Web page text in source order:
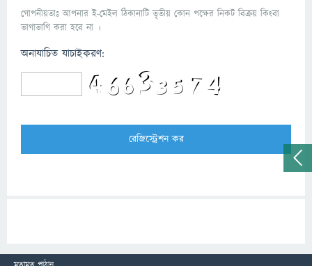
গোপনীয়তাঃ আপনার ই-মেইল ঠিকানাটি তৃতীয় কোন পক্ষের নিকট বিক্রয় কিংবা
ভাগাভাগি করা হবে না ।
অনাযাচিত যাচাইকরণ: